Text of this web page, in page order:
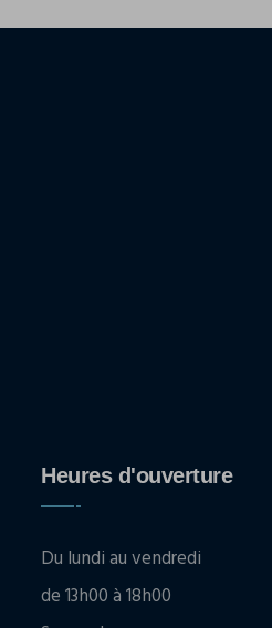
Heures d'ouverture
Du lundi au vendredi
de 13h00 à 18h00